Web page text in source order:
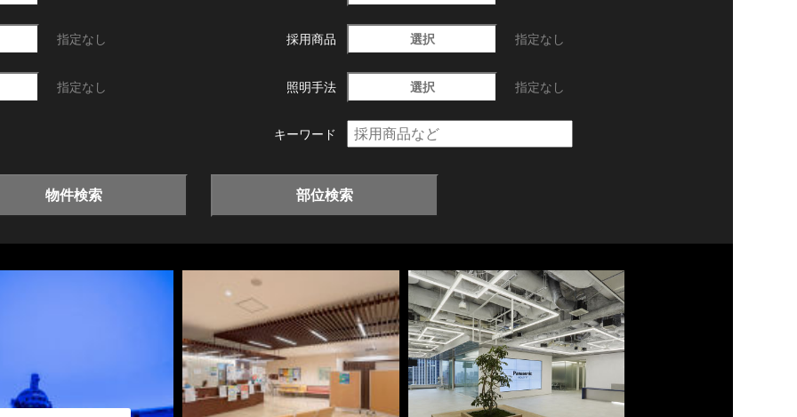
指定なし 採用商品 選択 指定なし
指定なし 照明手法 選択 指定なし
キーワード
物件検索 部位検索